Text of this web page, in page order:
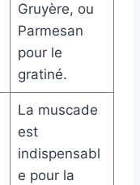
Gruyère, ou
Parmesan
pour le
gratiné.
La muscade
est
indispensabl
e pour la